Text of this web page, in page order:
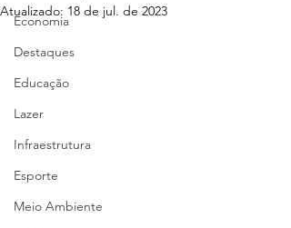
Economia
Destaques
Educação
Lazer
Infraestrutura
Esporte
Meio Ambiente
Atualizado: 18 de jul. de 2023